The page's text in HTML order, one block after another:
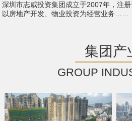
深圳市志威投资集团成立于2007年，注
以房地产开发、物业投资为经营业务……
集团产
GROUP